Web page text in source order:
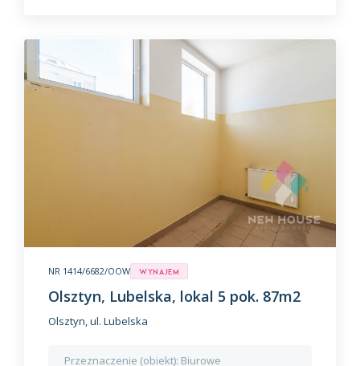
NR 1414/6682/OOW Wynajem
Olsztyn, Lubelska, lokal 5 pok. 87m2
Olsztyn, ul. Lubelska
Przeznaczenie (obiekt): Biurowe